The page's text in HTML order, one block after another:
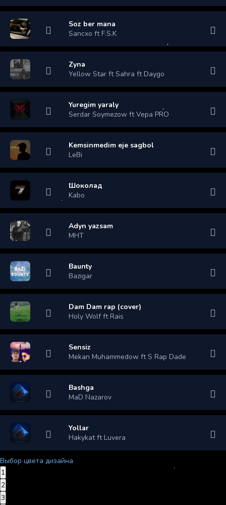
Soz ber mana
Sancxo ft F.S.K
Zyna
Yellow Star ft Sahra ft Daygo
Yuregim yaraly
Serdar Soymezow ft Vepa PRO
Kemsinmedim eje sagbol
LeBi
Шоколад
Kabo
Adyn yazsam
MHT
Baunty
Bazigar
Dam Dam rap (cover)
Holy Wolf ft Rais
Sensiz
Mekan Muhammedow ft S Rap Dade
Bashga
MaD Nazarov
Yollar
Hakykat ft Luvera
Выбор цвета дизайна
1
2
3